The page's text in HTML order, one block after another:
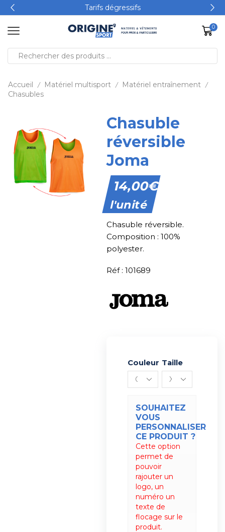
Tarifs dégressifs
0
Accueil / Matériel multisport / Matériel entraînement /
Chasubles
Chasuble
réversible
Joma
14,00€
l'unité
Chasuble réversible.
Composition : 100%
polyester.
Réf : 101689
Couleur Taille
SOUHAITEZ
VOUS
PERSONNALISER
CE PRODUIT ?
Cette option
permet de
pouvoir
rajouter un
logo, un
numéro un
texte de
flocage sur le
produit.
Alternative: